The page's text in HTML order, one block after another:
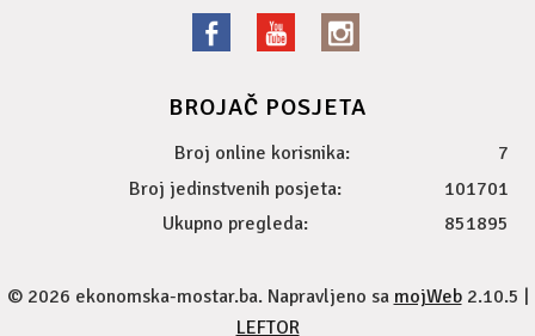
BROJAČ POSJETA
Broj online korisnika:
7
Broj jedinstvenih posjeta:
101701
Ukupno pregleda:
851895
© 2026 ekonomska-mostar.ba. Napravljeno sa mojWeb2.10.5 |
LEFTOR